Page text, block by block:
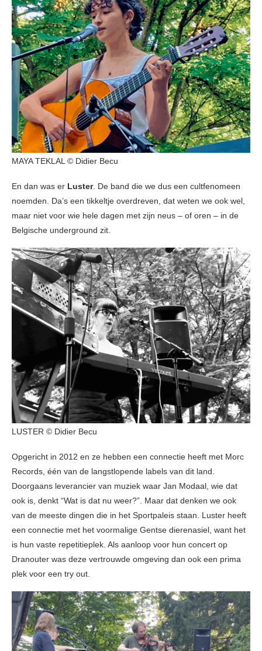
MAYA TEKLAL © Didier Becu
En dan was er Luster. De band die we dus een cultfenomeen
noemden. Da’s een tikkeltje overdreven, dat weten we ook wel,
maar niet voor wie hele dagen met zijn neus – of oren – in de
Belgische underground zit.
LUSTER © Didier Becu
Opgericht in 2012 en ze hebben een connectie heeft met Morc
Records, één van de langstlopende labels van dit land.
Doorgaans leverancier van muziek waar Jan Modaal, wie dat
ook is, denkt “Wat is dat nu weer?”. Maar dat denken we ook
van de meeste dingen die in het Sportpaleis staan. Luster heeft
een connectie met het voormalige Gentse dierenasiel, want het
is hun vaste repetitieplek. Als aanloop voor hun concert op
Dranouter was deze vertrouwde omgeving dan ook een prima
plek voor een try out.